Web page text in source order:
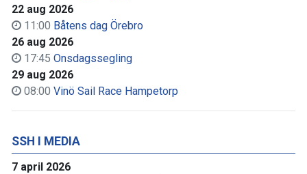
22 aug 2026
11:00 Båtens dag Örebro
26 aug 2026
17:45 Onsdagssegling
29 aug 2026
08:00 Vinö Sail Race Hampetorp
SSH I MEDIA
7 april 2026